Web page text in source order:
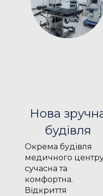
Нова
будівля
Окрема будівля
медичного
сучасна та
комфортна.
Відкриття